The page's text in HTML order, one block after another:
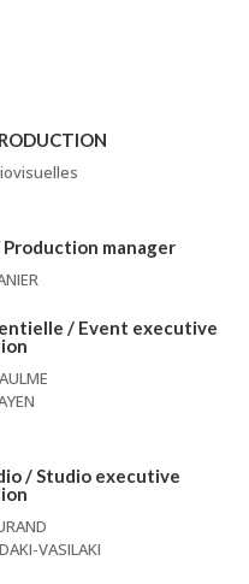
manager
/ Event executive
/ Studio executive
VASILAKI